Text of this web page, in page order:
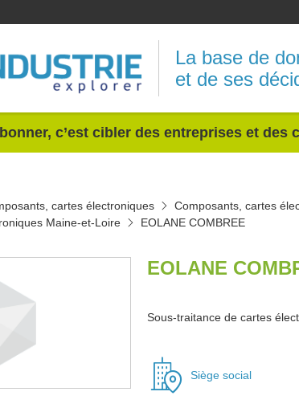
La base de
et de ses
c’est cibler des entreprises et
cartes électroniques
Composants, cartes
Maine-et-Loire
EOLANE COMBREE
EOLANE
Sous-traitance de cartes
Siège social